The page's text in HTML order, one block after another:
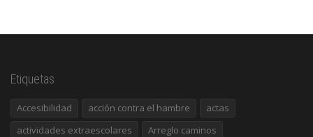
Etiquetas
Accesibilidad acción contra el hambre
actas
actividades extraescolares
Arreglo caminos